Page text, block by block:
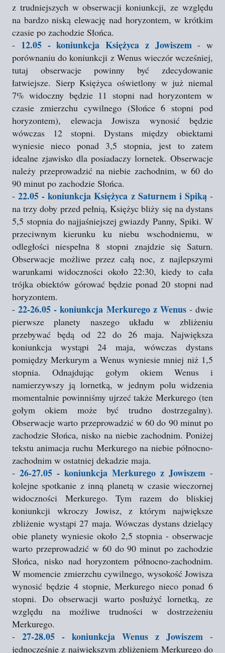
z trudniejszych w obserwacji koniunkcji, ze względu
na bardzo niską elewację nad horyzontem, w krótkim
czasie po zachodzie Słońca.
- 12.05 - koniunkcja Księżyca z Jowiszem - w
porównaniu do koniunkcji z Wenus wieczór wcześniej,
tutaj obserwacje powinny być zdecydowanie
łatwiejsze. Sierp Księżyca oświetlony w już niemal
7% widoczny będzie 11 stopni nad horyzontem w
czasie zmierzchu cywilnego (Słońce 6 stopni pod
horyzontem), elewacja Jowisza wynosić będzie
wówczas 12 stopni. Dystans między obiektami
wyniesie nieco ponad 3,5 stopnia, jest to zatem
idealne zjawisko dla posiadaczy lornetek. Obserwacje
należy przeprowadzić na niebie zachodnim, w 60 do
90 minut po zachodzie Słońca.
-22.05 - koniunkcja Księżyca z Saturnem i Spiką-
na trzy doby przed pełnią, Księżyc bliży się na dystans
5,5 stopnia do najjaśniejszej gwiazdy Panny, Spiki. W
przeciwnym kierunku ku niebu wschodniemu, w
odległości niespełna 8 stopni znajdzie się Saturn.
Obserwacje możliwe przez całą noc, z najlepszymi
warunkami widoczności około 22:30, kiedy to cała
trójka obiektów górować będzie ponad 20 stopni nad
horyzontem.
-22-26.05 - koniunkcja Merkurego z Wenus- dwie
pierwsze planety naszego układu w zbliżeniu
przebywać będą od 22 do 26 maja. Największa
koniunkcja wystąpi 24 maja, wówczas dystans
pomiędzy Merkurym a Wenus wyniesie mniej niż 1,5
stopnia. Odnajdując gołym okiem Wenus i
namierzywszy ją lornetką, w jednym polu widzenia
momentalnie powinniśmy ujrzeć także Merkurego (ten
gołym okiem może być trudno dostrzegalny).
Obserwacje warto przeprowadzić w 60 do 90 minut po
zachodzie Słońca, nisko na niebie zachodnim. Poniżej
tekstu animacja ruchu Merkurego na niebie północno-
zachodnim w ostatniej dekadzie maja.
- 26-27.05 - koniunkcja Merkurego z Jowiszem -
kolejne spotkanie z inną planetą w czasie wieczornej
widoczności Merkurego. Tym razem do bliskiej
koniunkcji wkroczy Jowisz, z którym największe
zbliżenie wystąpi 27 maja. Wówczas dystans dzielący
obie planety wyniesie około 2,5 stopnia - obserwacje
warto przeprowadzić w 60 do 90 minut po zachodzie
Słońca, nisko nad horyzontem północno-zachodnim.
W momencie zmierzchu cywilnego, wysokość Jowisza
wynosić będzie 4 stopnie, Merkurego nieco ponad 6
stopni. Do obserwacji warto posłużyć lornetką, ze
względu na możliwe trudności w dostrzeżeniu
Merkurego.
- 27-28.05 - koniunkcja Wenus z Jowiszem -
jednocześnie z największym zbliżeniem Merkurego do